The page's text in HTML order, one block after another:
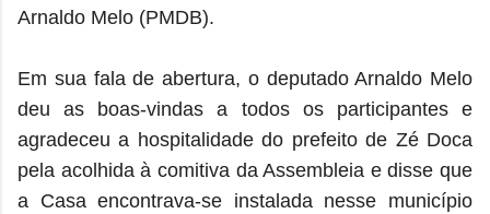
Arnaldo Melo (PMDB).
Em sua fala de abertura, o deputado Arnaldo Melo
deu as boas-vindas a todos os participantes e
agradeceu a hospitalidade do prefeito de Zé Doca
pela acolhida à comitiva da Assembleia e disse que
a Casa encontrava-se instalada nesse município